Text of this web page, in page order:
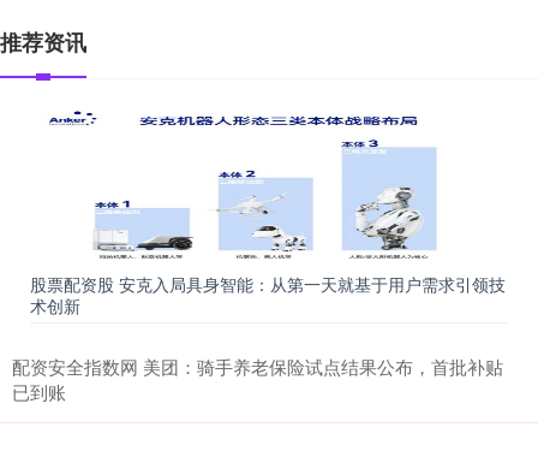
推荐资讯
股票配资股 安克入局具身智能：从第一天就基于用户需求引领技
术创新
配资安全指数网 美团：骑手养老保险试点结果公布，首批补贴
已到账